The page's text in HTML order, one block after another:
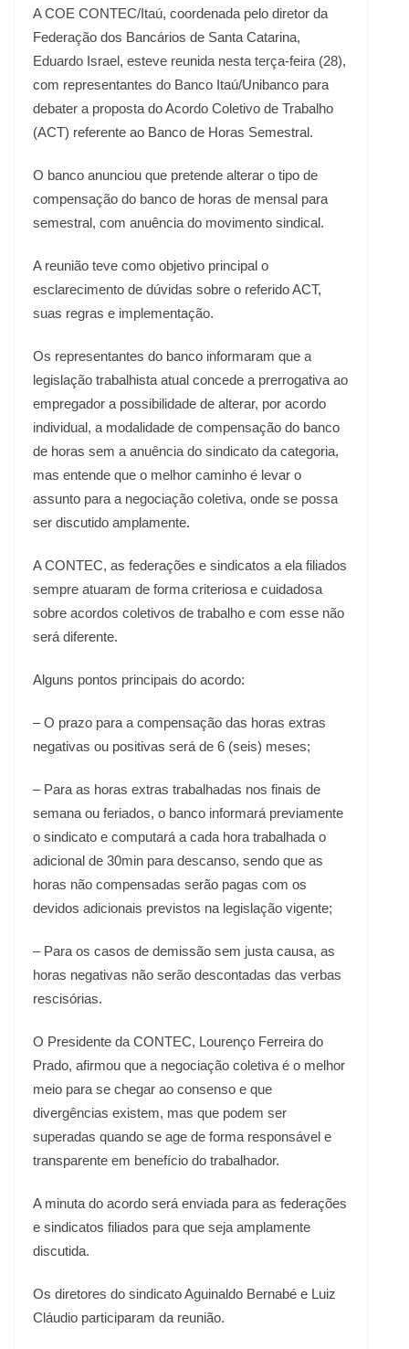
A COE CONTEC/Itaú, coordenada pelo diretor da
Federação dos Bancários de Santa Catarina,
Eduardo Israel, esteve reunida nesta terça-feira (28),
com representantes do Banco Itaú/Unibanco para
debater a proposta do Acordo Coletivo de Trabalho
(ACT) referente ao Banco de Horas Semestral.
O banco anunciou que pretende alterar o tipo de
compensação do banco de horas de mensal para
semestral, com anuência do movimento sindical.
A reunião teve como objetivo principal o
esclarecimento de dúvidas sobre o referido ACT,
suas regras e implementação.
Os representantes do banco informaram que a
legislação trabalhista atual concede a prerrogativa ao
empregador a possibilidade de alterar, por acordo
individual, a modalidade de compensação do banco
de horas sem a anuência do sindicato da categoria,
mas entende que o melhor caminho é levar o
assunto para a negociação coletiva, onde se possa
ser discutido amplamente.
A CONTEC, as federações e sindicatos a ela filiados
sempre atuaram de forma criteriosa e cuidadosa
sobre acordos coletivos de trabalho e com esse não
será diferente.
Alguns pontos principais do acordo:
– O prazo para a compensação das horas extras
negativas ou positivas será de 6 (seis) meses;
– Para as horas extras trabalhadas nos finais de
semana ou feriados, o banco informará previamente
o sindicato e computará a cada hora trabalhada o
adicional de 30min para descanso, sendo que as
horas não compensadas serão pagas com os
devidos adicionais previstos na legislação vigente;
– Para os casos de demissão sem justa causa, as
horas negativas não serão descontadas das verbas
rescisórias.
O Presidente da CONTEC, Lourenço Ferreira do
Prado, afirmou que a negociação coletiva é o melhor
meio para se chegar ao consenso e que
divergências existem, mas que podem ser
superadas quando se age de forma responsável e
transparente em benefício do trabalhador.
A minuta do acordo será enviada para as federações
e sindicatos filiados para que seja amplamente
discutida.
Os diretores do sindicato Aguinaldo Bernabé e Luiz
Cláudio participaram da reunião.